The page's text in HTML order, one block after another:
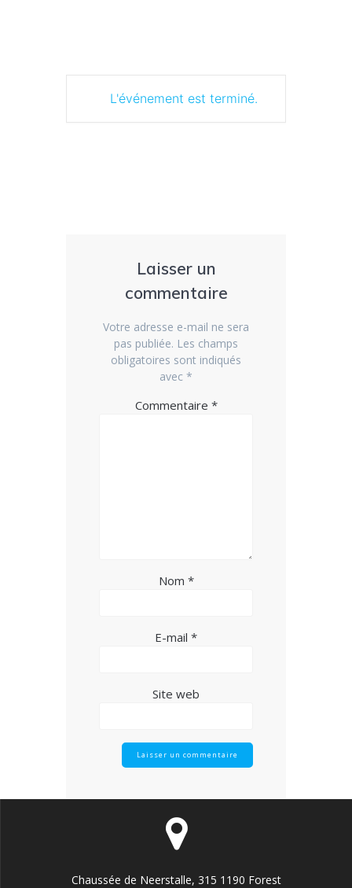
L'événement est terminé.
Laisser un
commentaire
Votre adresse e-mail ne sera
pas publiée. Les champs
obligatoires sont indiqués
avec *
Commentaire *
Nom *
E-mail *
Site web
Chaussée de Neerstalle, 315 1190 Forest